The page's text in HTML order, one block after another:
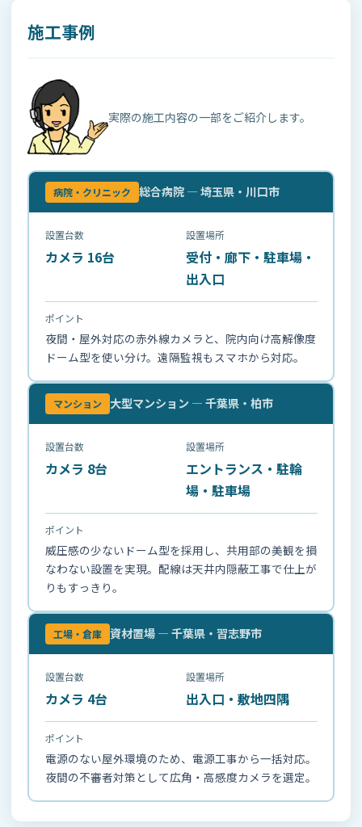
施工事例
実際の施工内容の一部をご紹介します。
病院・クリニック 総合病院 — 埼玉県・川口市
設置台数
カメラ 16台
設置場所
受付・廊下・駐車場・
出入口
ポイント
夜間・屋外対応の赤外線カメラと、院内向け高解像度
ドーム型を使い分け。遠隔監視もスマホから対応。
マンション 大型マンション — 千葉県・柏市
設置台数
カメラ 8台
設置場所
エントランス・駐輪
場・駐車場
ポイント
威圧感の少ないドーム型を採用し、共用部の美観を損
なわない設置を実現。配線は天井内隠蔽工事で仕上が
りもすっきり。
工場・倉庫 資材置場 — 千葉県・習志野市
設置台数
カメラ 4台
設置場所
出入口・敷地四隅
ポイント
電源のない屋外環境のため、電源工事から一括対応。
夜間の不審者対策として広角・高感度カメラを選定。